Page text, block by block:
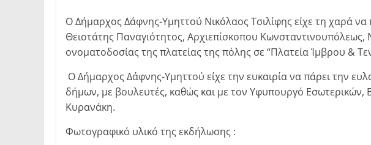
Ο Δήμαρχος Δάφνης-Υμηττού Νικόλαος Τσιλίφης είχε τη χαρά
Θειοτάτης Παναγιότητος, Αρχιεπίσκοπου Κωνσταντινουπόλεως,
ονοματοδοσίας της πλατείας της πόλης σε “Πλατεία Ίμβρου &
Ο Δήμαρχος Δάφνης-Υμηττού είχε την ευκαιρία να πάρει την
δήμων, με βουλευτές, καθώς και με τον Υφυπουργό
Κυρανάκη.
Φωτογραφικό υλικό της εκδήλωσης :